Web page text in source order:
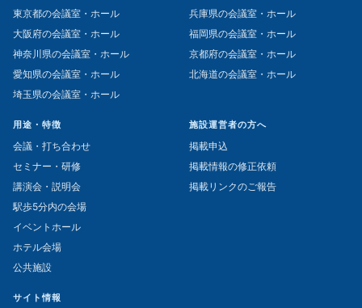
東京都の会議室・ホール
大阪府の会議室・ホール
神奈川県の会議室・ホール
愛知県の会議室・ホール
埼玉県の会議室・ホール
兵庫県の会議室・ホール
福岡県の会議室・ホール
京都府の会議室・ホール
北海道の会議室・ホール
用途・特徴
会議・打ち合わせ
セミナー・研修
講演会・説明会
駅歩5分内の会場
イベントホール
ホテル会場
公共施設
施設運営者の方へ
掲載申込
掲載情報の修正依頼
掲載リンクのご報告
サイト情報